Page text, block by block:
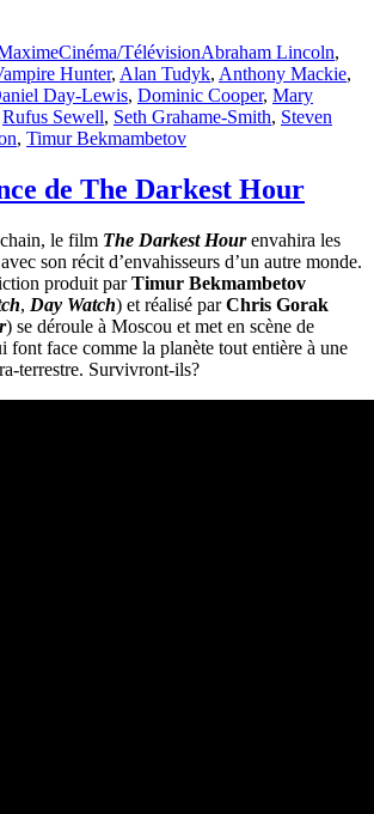
Catégories
Cinéma/TélévisionÉtiquettes
Abraham Lincoln,
Hunter, Alan Tudyk, Anthony Mackie,
Day-Lewis, Dominic Cooper, Mary
Rufus Sewell, Seth Grahame-Smith, Steven
, Timur Bekmambetov
de The Darkest Hour
le film The Darkest Hourenvahira les
son récit d’envahisseurs d’un autre monde.
produit parTimur Bekmambetov
, Day Watch) et réalisé parChris Gorak
) se déroule à Moscou et met en scène de
font face comme la planète tout entière à une
terrestre. Survivront-ils?